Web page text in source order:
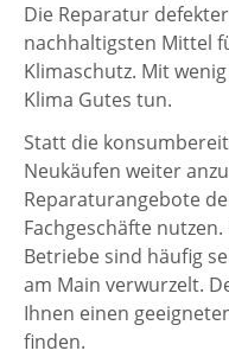
Die Reparatur
nachhaltigsten Mittel
Klimaschutz. Mit
Klima Gutes tun.
Statt die
Neukäufen weiter
Reparaturangebote
Fachgeschäfte
Betriebe sind häufig
am Main verwurzelt.
Ihnen einen
finden.